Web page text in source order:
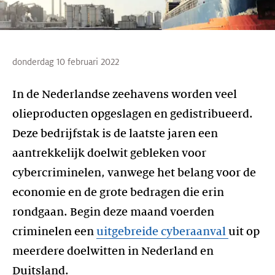
donderdag 10 februari 2022
In de Nederlandse zeehavens worden veel
olieproducten opgeslagen en gedistribueerd.
Deze bedrijfstak is de laatste jaren een
aantrekkelijk doelwit gebleken voor
cybercriminelen, vanwege het belang voor de
economie en de grote bedragen die erin
rondgaan. Begin deze maand voerden
criminelen een uitgebreide cyberaanval uit op
meerdere doelwitten in Nederland en
Duitsland.